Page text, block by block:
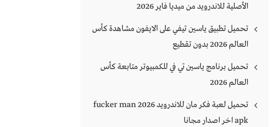
الأصلية للاندرويد من ميديا فاير 2026
تحميل تطبيق ياسين تيفي على الايفون مشاهدة كأس
العالم 2026 بدون تقطيع
تحميل برنامج ياسين تي في للكمبيوتر متابعة كأس
العالم 2026
تحميل لعبة فكر مان للاندرويد 2026 fucker man
apk اخر اصدار مجانا